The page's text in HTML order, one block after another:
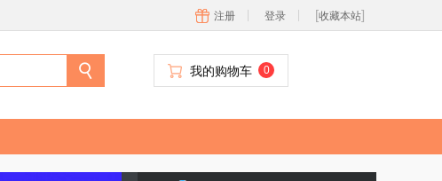
注册 登录 [收藏本站]
我的购物车 0